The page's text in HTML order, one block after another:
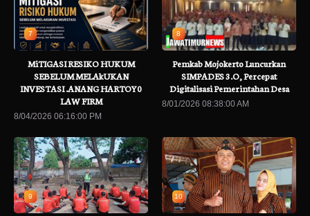
7
MiTIGASI RESIKO HUKUM
SEBELUM MELAkUKAN
INVESTASI .ANANG HARTOY0
LAW FIRM
8/04/2026 06:16:00 PM
8
Pemkab Mojokerto Luncurkan
SIMPADES 3.O, Percepat
Digitalisasi Pemerintahan Desa
8/01/2026 08:38:00 AM
9 10